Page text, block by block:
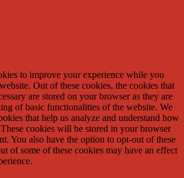
to improve your experience while you
Out of these cookies, the cookies that
are stored on your browser as they are
of basic functionalities of the website. We
that help us analyze and understand how
cookies will be stored in your browser
You also have the option to opt-out of these
of some of these cookies may have an effect